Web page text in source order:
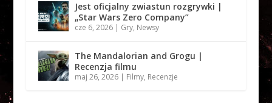
Jest oficjalny zwiastun rozgrywki |
„Star Wars Zero Company”
cze 6, 2026| Gry, Newsy
The Mandalorian and Grogu |
Recenzja filmu
maj 26, 2026| Filmy, Recenzje